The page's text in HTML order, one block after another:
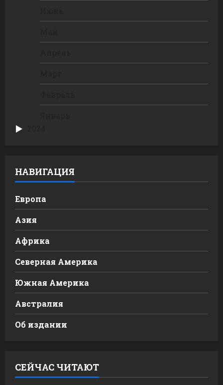
НАВИГАЦИЯ
Европа
Азия
Африка
Северная Америка
Южная Америка
Австралия
Об издании
СЕЙЧАС ЧИТАЮТ